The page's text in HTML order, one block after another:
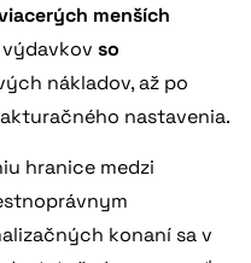
menších
výdavkov so
nákladov, až po
nastavenia.
hranice medzi
konaní sa v